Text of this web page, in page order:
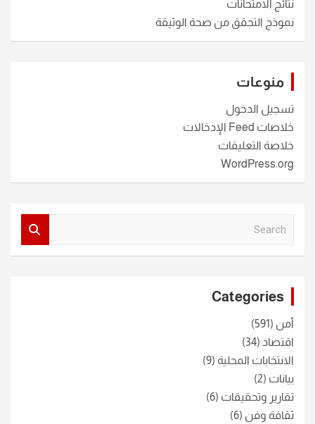
نتائج الامتحانات
نموذج التجقق من صحة الوثيقة
منوعات
تسجيل الدخول
خلاصات Feed الإدخالات
خلاصة التعليقات
WordPress.org
Categories
أمن (591)
اقتصاد (34)
الانتخابات المحلية (9)
بيانات (2)
تقارير وتحقيقات (6)
ثقافة وفن (6)